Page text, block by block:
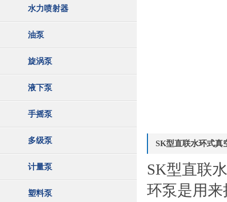
水力喷射器
油泵
旋涡泵
液下泵
手摇泵
多级泵
计量泵
塑料泵
SK型直联水环式真
SK型直联
环泵是用